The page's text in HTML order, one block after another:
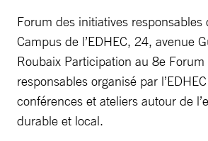
Forum des initiatives
Campus de l’EDHEC, 24, avenue
Roubaix Participation au 8e
responsables organisé par
conférences et ateliers autour de
durable et local.